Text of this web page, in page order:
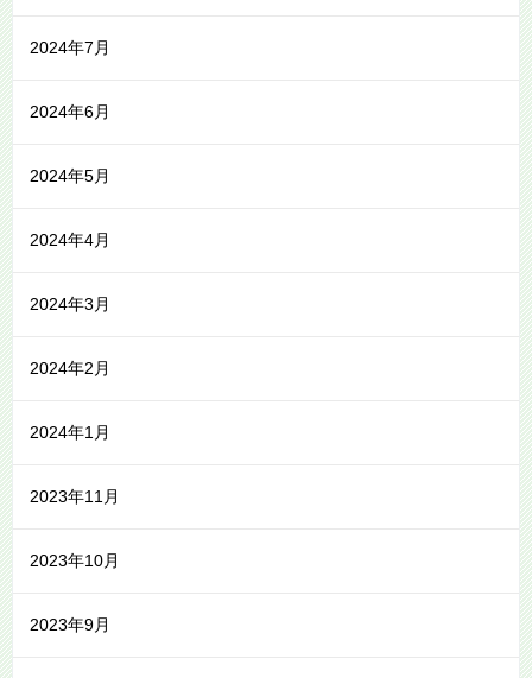
2024年7月
2024年6月
2024年5月
2024年4月
2024年3月
2024年2月
2024年1月
2023年11月
2023年10月
2023年9月